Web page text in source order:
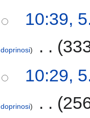
10:39,
doprinosi
10:29,
doprinosi